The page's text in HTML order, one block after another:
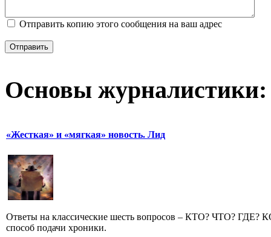
Отправить копию этого сообщения на ваш адрес
Отправить
Основы журналистики:
«Жесткая» и «мягкая» новость. Лид
Ответы на классические шесть вопросов – КТО? ЧТО?
способ подачи хроники.